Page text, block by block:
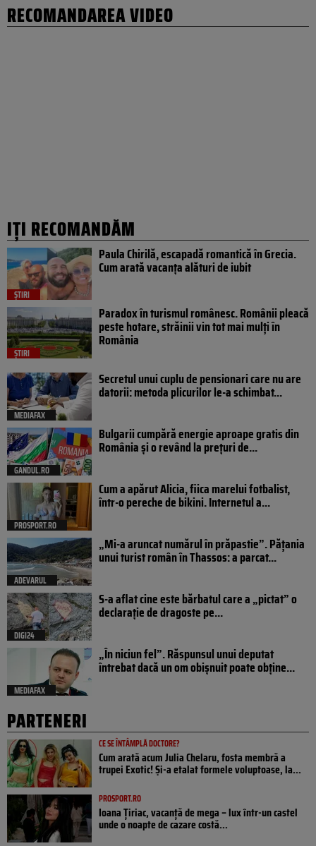
RECOMANDAREA VIDEO
IȚI RECOMANDĂM
ȘTIRI
Paula Chirilă, escapadă romantică în Grecia.
Cum arată vacanța alături de iubit
ȘTIRI
Paradox în turismul românesc. Românii pleacă
peste hotare, străinii vin tot mai mulți în
România
MEDIAFAX
Secretul unui cuplu de pensionari care nu are
datorii: metoda plicurilor le-a schimbat...
GANDUL.RO
Bulgarii cumpără energie aproape gratis din
România și o revând la prețuri de...
PROSPORT.RO
Cum a apărut Alicia, fiica marelui fotbalist,
într-o pereche de bikini. Internetul a...
ADEVARUL
„Mi-a aruncat numărul în prăpastie”. Pățania
unui turist român în Thassos: a parcat...
DIGI24
S-a aflat cine este bărbatul care a „pictat” o
declarație de dragoste pe...
MEDIAFAX
„În niciun fel”. Răspunsul unui deputat
întrebat dacă un om obișnuit poate obține...
PARTENERI
CE SE ÎNTÂMPLĂ DOCTORE?
Cum arată acum Julia Chelaru, fosta membră a
trupei Exotic! Și-a etalat formele voluptoase, la...
PROSPORT.RO
Ioana Țiriac, vacanță de mega – lux într-un castel
unde o noapte de cazare costă...